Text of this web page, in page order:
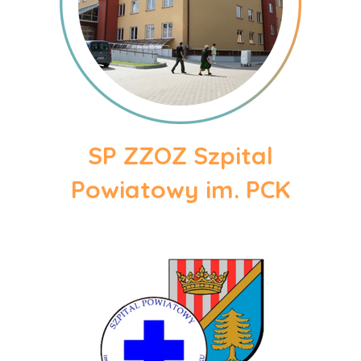
SP ZZOZ Szpital
Powiatowy im. PCK